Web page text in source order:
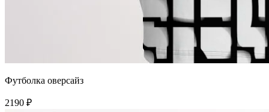
Футболка оверсайз
2190 ₽